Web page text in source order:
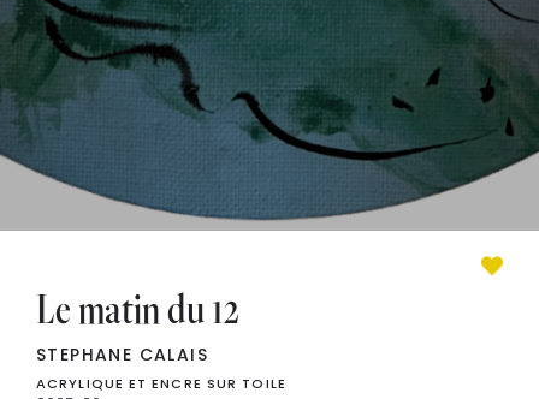
Le matin du 12
STEPHANE CALAIS
ACRYLIQUE ET ENCRE SUR TOILE